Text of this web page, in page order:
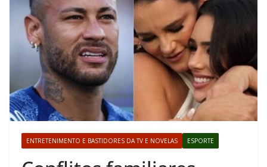
ENTRETENIMENTO E BASTIDORES DA TV E NOVELAS ESPORTE